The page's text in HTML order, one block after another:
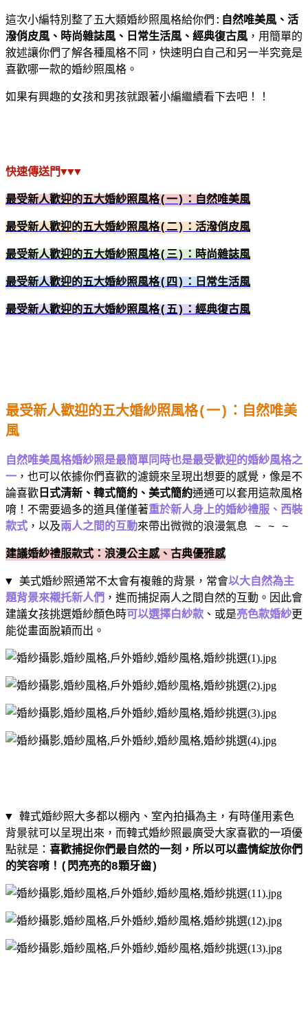
這次小編特別整了五大類婚紗照風格給你們 : 自然唯美風、活
潑俏皮風、時尚雜誌風、日常生活風、經典復古風 ，用簡單的
敘述讓你們了解各種風格不同，快速明白自己和另一半究竟是
喜歡哪一款的婚紗照風格。
如果有興趣的女孩和男孩就跟著小編繼續看下去吧！ ！
快速傳送門▼▼▼
最受新人歡迎的五大婚紗照風格(一) ：自然唯美風
最受新人歡迎的五大婚紗照風格( 二) ：活潑俏皮風
最受新人歡迎的五大婚紗照風格( 三) ：時尚雜誌風
最受新人歡迎的五大婚紗照風格( 四 ) ：日常生活風
最受新人歡迎的五大婚紗照風格(五) ：經典復古風
最受新人歡迎的五大婚紗照風格(一) ：自然唯美
風
自然唯美風格婚紗照是最簡單同時也是最受歡迎的婚紗風格之
一 ，也可以依據你們喜歡的濾鏡來呈現出想要的感覺，像是不
論喜歡 日式清新、韓式簡約、美式簡約通通可以套用這款風格
唷！不需要過多的道具僅僅著重於新人身上的婚紗禮服、西裝
款式 ，以及兩人之間的互動來帶出微微的浪漫氣息 ~ ~ ~
建議婚紗禮服款式：浪漫公主感、古典優雅感
▼ 美式婚紗照通常不太會有複雜的背景，常會以大自然為主
題背景來襯托新人們 ，進而捕捉兩人之間自然的互動。因此會
建議女孩挑選婚紗顏色時可以選擇白紗款、或是亮色款婚紗更
能從畫面脫穎而出。
▼ 韓式婚紗照大多都以棚內、室內拍攝為主，有時僅用素色
背景就可以呈現出來，而韓式婚紗照最廣受大家喜歡的一項優
點就是： 喜歡捕捉你們最自然的一刻，所以可以盡情綻放你們
的笑容唷！ ( 閃亮亮的8顆牙齒)